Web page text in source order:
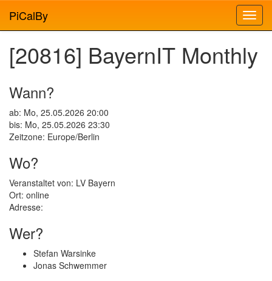
PiCalBy
[20816] BayernIT Monthly
Wann?
ab: Mo, 25.05.2026 20:00
bis: Mo, 25.05.2026 23:30
Zeitzone: Europe/Berlin
Wo?
Veranstaltet von: LV Bayern
Ort: online
Adresse:
Wer?
Stefan Warsinke
Jonas Schwemmer